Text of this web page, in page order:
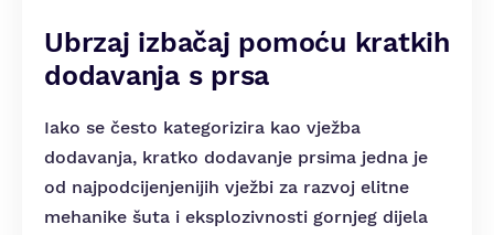
Ubrzaj izbačaj pomoću kratkih
dodavanja s prsa
Iako se često kategorizira kao vježba
dodavanja, kratko dodavanje prsima jedna je
od najpodcijenjenijih vježbi za razvoj elitne
mehanike šuta i eksplozivnosti gornjeg dijela